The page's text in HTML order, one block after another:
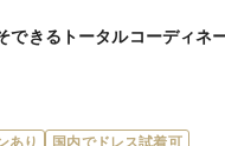
きるトータルコーディネ
あり 国内でドレス試着可